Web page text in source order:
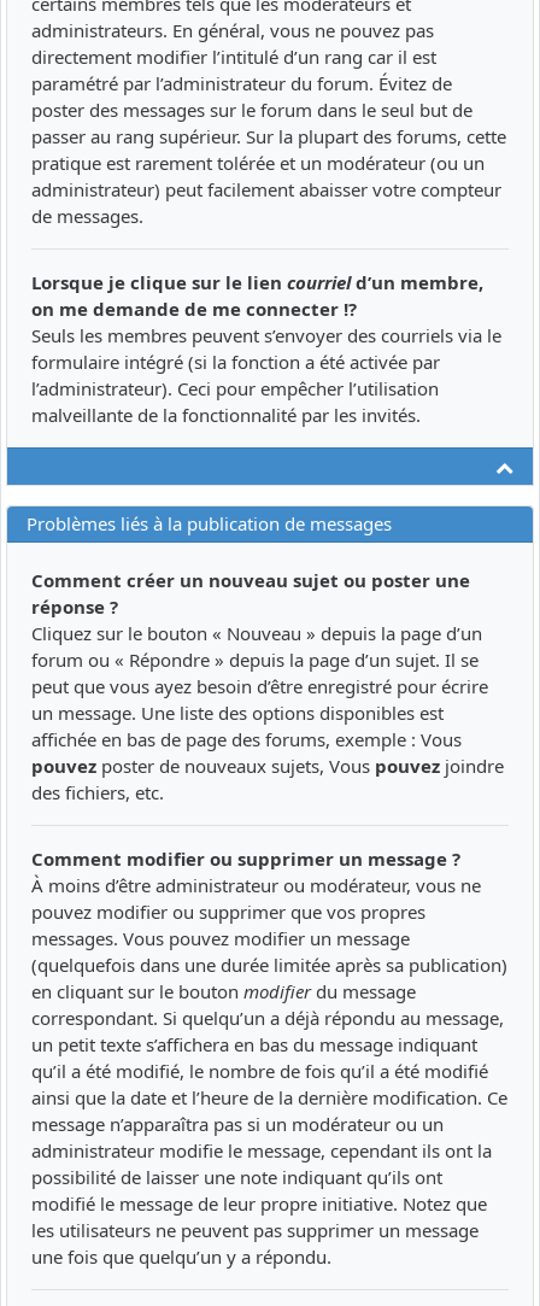
administrateurs. En général, vous ne pouvez pas
directement modifier l’intitulé d’un rang car il est
paramétré par l’administrateur du forum. Évitez de
poster des messages sur le forum dans le seul but de
passer au rang supérieur. Sur la plupart des forums, cette
pratique est rarement tolérée et un modérateur (ou un
administrateur) peut facilement abaisser votre compteur
de messages.
Lorsque je clique sur le lien courrield’un membre,
on me demande de me connecter !?
Seuls les membres peuvent s’envoyer des courriels via le
formulaire intégré (si la fonction a été activée par
l’administrateur). Ceci pour empêcher l’utilisation
malveillante de la fonctionnalité par les invités.
Problèmes liés à la publication de messages
Comment créer un nouveau sujet ou poster une
réponse ?
Cliquez sur le bouton « Nouveau » depuis la page d’un
forum ou « Répondre » depuis la page d’un sujet. Il se
peut que vous ayez besoin d’être enregistré pour écrire
un message. Une liste des options disponibles est
affichée en bas de page des forums, exemple : Vous
pouvez poster de nouveaux sujets, Vous pouvez joindre
des fichiers, etc.
Comment modifier ou supprimer un message ?
À moins d’être administrateur ou modérateur, vous ne
pouvez modifier ou supprimer que vos propres
messages. Vous pouvez modifier un message
(quelquefois dans une durée limitée après sa publication)
en cliquant sur le bouton modifierdu message
correspondant. Si quelqu’un a déjà répondu au message,
un petit texte s’affichera en bas du message indiquant
qu’il a été modifié, le nombre de fois qu’il a été modifié
ainsi que la date et l’heure de la dernière modification. Ce
message n’apparaîtra pas si un modérateur ou un
administrateur modifie le message, cependant ils ont la
possibilité de laisser une note indiquant qu’ils ont
modifié le message de leur propre initiative. Notez que
les utilisateurs ne peuvent pas supprimer un message
une fois que quelqu’un y a répondu.